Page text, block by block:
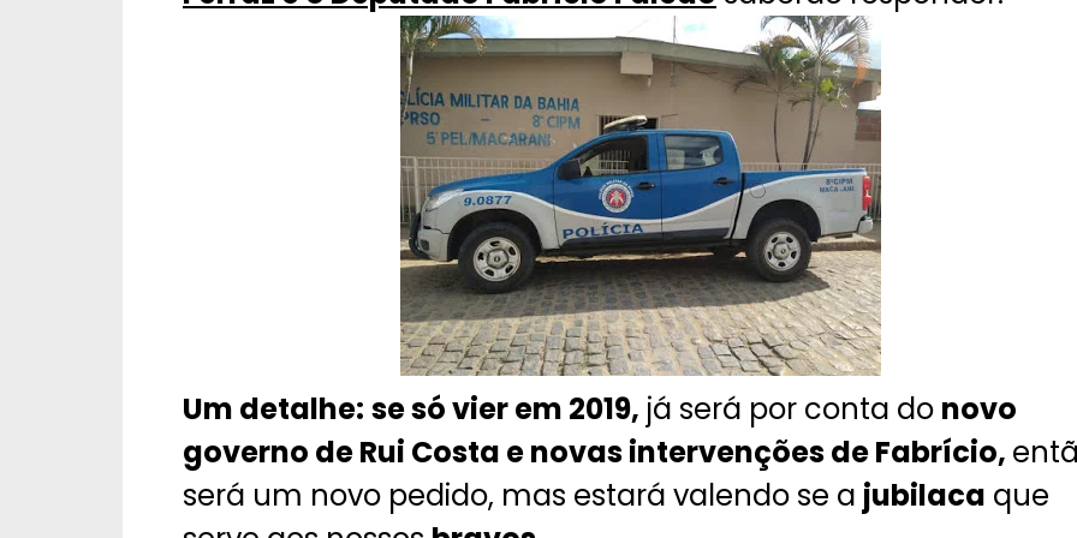
Um detalhe: se só vier em 2019, já será por conta do novo
governo de Rui Costa e novas intervenções de Fabrício,
será um novo pedido, mas estará valendo se a jubilaca que